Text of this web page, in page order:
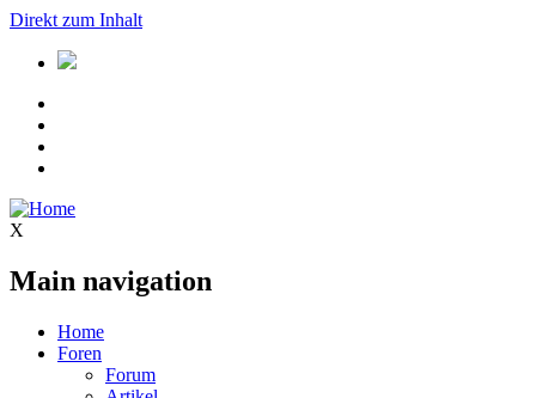
Direkt zum Inhalt
X
Main navigation
Home
Foren
Forum